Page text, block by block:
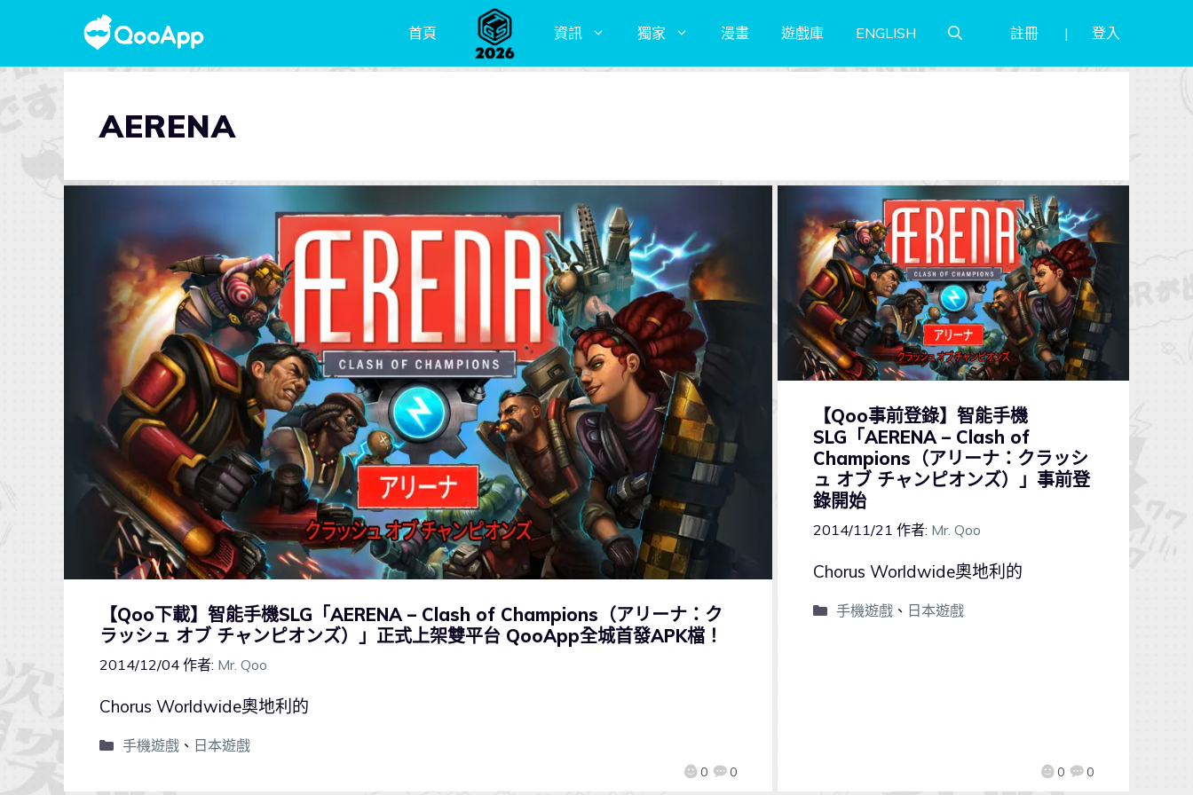
首頁 資訊 獨家 漫畫 遊戲庫 ENGLISH 註冊 登入
AERENA
【Qoo下載】智能手機SLG「AERENA – Clash of Champions（アリーナ：ク
ラッシュ オブ チャンピオンズ）」正式上架雙平台 QooApp全城首發APK檔！
2014/12/04 作者: Mr. Qoo
0 0
Chorus Worldwide奧地利的
手機遊戲、 日本遊戲
【Qoo事前登錄】智能手機
SLG「AERENA – Clash of
Champions（アリーナ：クラッシ
ュ オブ チャンピオンズ）」事前登
錄開始
2014/11/21 作者: Mr. Qoo
0 0
Chorus Worldwide奧地利的
手機遊戲、 日本遊戲